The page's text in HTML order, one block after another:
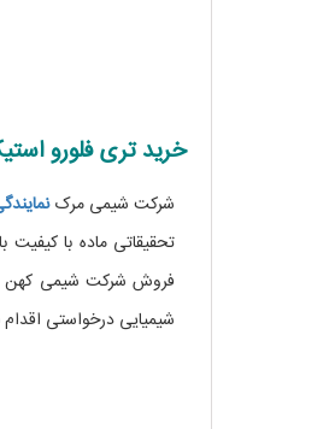
خرید تری فلورو استیک
شرکت شیمی مرک
تحقیقاتی ماده با
شیمیایی درخواستی